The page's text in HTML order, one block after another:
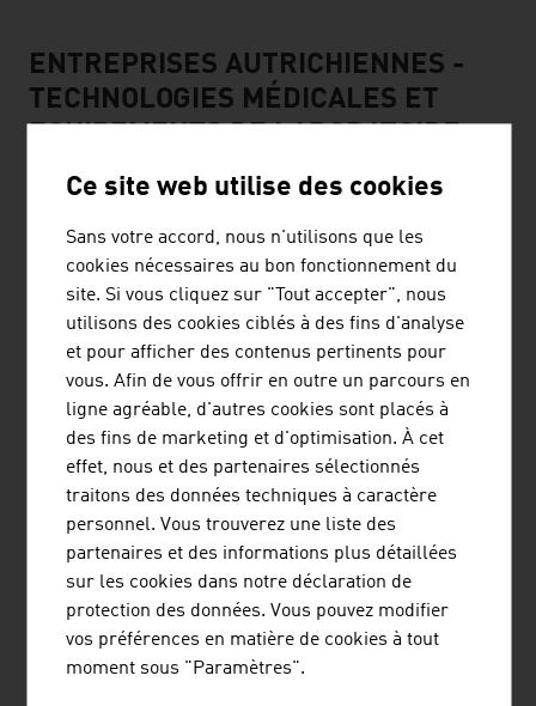
ENTREPRISES AUTRICHIENNES -
TECHNOLOGIES MÉDICALES ET
DIALAB PRODUKTION UND VERTRIEB VON
CHEMISCH-TECHNISCHEN PRODUKTEN
UND LABORINSTRUMENTEN
GESELLSCHAFT M.B.H.
Dialab, dont le siège social est situé à Wiener Neudorf,
est un producteur et un distributeur de diagnostics de
laboratoire et d'appareils de laboratoire.
Ce site web utilise des cookies
Sans votre accord, nous n'utilisons que les
cookies nécessaires au bon fonctionnement du
site. Si vous cliquez sur "Tout accepter", nous
utilisons des cookies ciblés à des fins d'analyse
et pour afficher des contenus pertinents pour
vous. Afin de vous offrir en outre un parcours en
ligne agréable, d'autres cookies sont placés à
des fins de marketing et d'optimisation. À cet
effet, nous et des partenaires sélectionnés
traitons des données techniques à caractère
personnel. Vous trouverez une liste des
partenaires et des informations plus détaillées
sur les cookies dans notre déclaration de
protection des données. Vous pouvez modifier
vos préférences en matière de cookies à tout
moment sous "Paramètres".